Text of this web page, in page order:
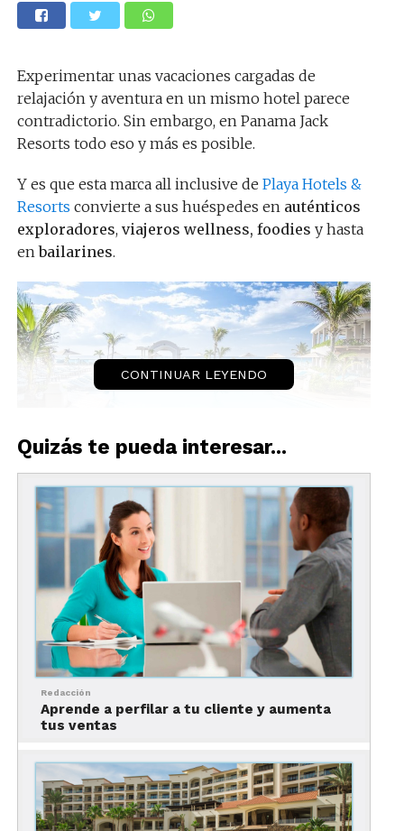
Experimentar unas vacaciones cargadas de
relajación y aventura en un mismo hotel parece
contradictorio. Sin embargo, en Panama Jack
Resorts todo eso y más es posible.
Y es que esta marca all inclusive de Playa Hotels &
Resorts convierte a sus huéspedes en auténticos
exploradores, viajeros wellness, foodies y hasta
enbailarines.
Actualmente, operan dos propiedades bajo la
marca Panama Jack Resorts en
y Riviera
Maya, en Quintana Roo.
Si bien, cada hotel tiene su propia personalidad,
ambos se caracterizan por su propuesta
gastronómica, su novedosa coctelería
y sus
elegantes suites.
CONTINUAR LEYENDO
Quizás te pueda interesar...
Redacción
Aprende a perfilar a tu cliente y aumenta
tus ventas